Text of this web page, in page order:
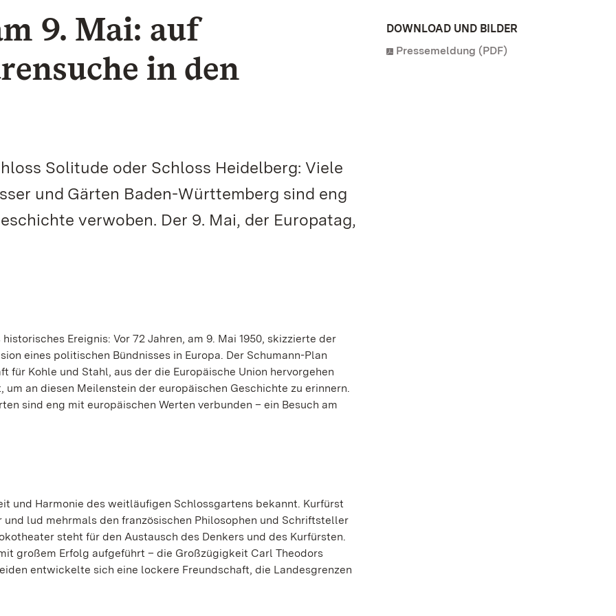
9. Mai: auf
in den
Solitude oder Schloss Heidelberg: Viele
und Gärten Baden-Württemberg sind eng
verwoben. Der 9. Mai, der Europatag,
Ereignis: Vor 72 Jahren, am 9. Mai 1950, skizzierte der
eines politischen Bündnisses in Europa. Der Schumann-Plan
für Kohle und Stahl, aus der die Europäische Union hervorgehen
an diesen Meilenstein der europäischen Geschichte zu erinnern.
sind eng mit europäischen Werten verbunden – ein Besuch am
und Harmonie des weitläufigen Schlossgartens bekannt. Kurfürst
lud mehrmals den französischen Philosophen und Schriftsteller
steht für den Austausch des Denkers und des Kurfürsten.
großem Erfolg aufgeführt – die Großzügigkeit Carl Theodors
entwickelte sich eine lockere Freundschaft, die Landesgrenzen
DOWNLOAD UND BILDER
Pressemeldung (PDF)